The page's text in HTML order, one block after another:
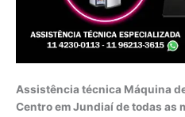
Assistência técnica Máquina
Centro em Jundiaí de todas as